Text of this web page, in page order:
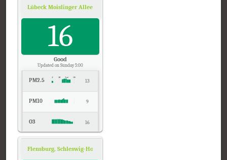
Lübeck Moislinger Allee, Schleswig-Holstein
16
Good
Updated on Sunday 5:00
PM2.5 13
PM10 9
O3 16
Flensburg, Schleswig-Holstein